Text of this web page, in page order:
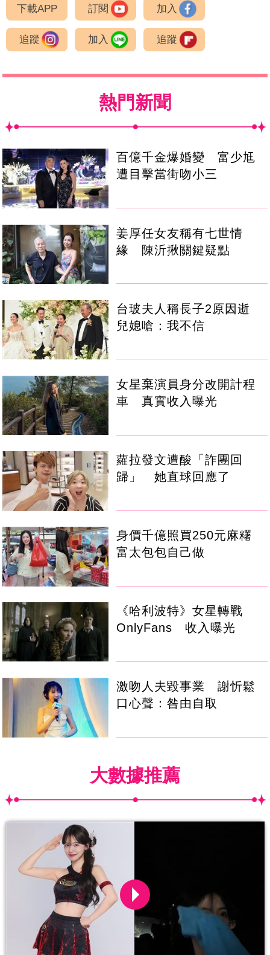
下載APP 訂閱 加入
追蹤 加入 追蹤
熱門新聞
百億千金爆婚變 富少尪
遭目擊當街吻小三
姜厚任女友稱有七世情
緣 陳沂揪關鍵疑點
台玻夫人稱長子2原因逝
兒媳嗆：我不信
女星棄演員身分改開計程
車 真實收入曝光
蘿拉發文遭酸「詐團回
歸」 她直球回應了
身價千億照買250元麻糬
富太包包自己做
《哈利波特》女星轉戰
OnlyFans 收入曝光
激吻人夫毀事業 謝忻鬆
口心聲：咎由自取
大數據推薦